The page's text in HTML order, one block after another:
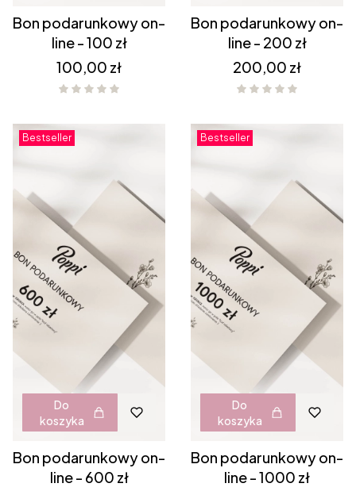
Bon podarunkowy on-
line - 100 zł
Cena
100,00 zł
Bon podarunkowy on-
line - 200 zł
Cena
200,00 zł
Bestseller
Do
koszyka
Bon podarunkowy on-
line - 600 zł
Bestseller
Do
koszyka
Bon podarunkowy on-
line - 1000 zł